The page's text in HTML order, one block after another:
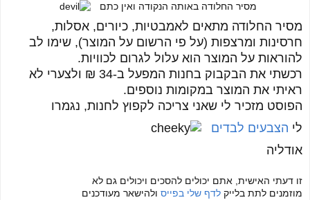
מסיר החלודה באותה הנקודה ואין כתם
מסיר החלודה מתאים לאמבטיות, כיורים, אסלות,
חרסינות ומרצפות (על פי הרשום על המוצר), שימו לב
להוראות על המוצר הוא עלול לגרום לכוויות.
רכשתי את הבקבוק בחנות המפעל ב-34 ₪ ולצערי לא
ראיתי את המוצר במקומות נוספים.
הפוסט מזכיר לי שאני צריכה לקפוץ לחנות, נגמרו
לי הצבעים לבדים
אודליה
זו דעתי האישית, אתם יכולים להסכים ויכולים גם לא
מוזמנים לתת בלייק לדף שלי בפייס ולהישאר מעודכנים